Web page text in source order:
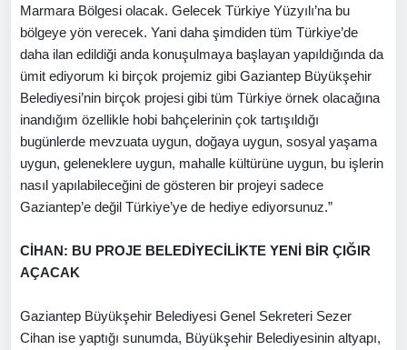
Marmara Bölgesi olacak. Gelecek Türkiye Yüzyılı’na bu
bölgeye yön verecek. Yani daha şimdiden tüm Türkiye’de
daha ilan edildiği anda konuşulmaya başlayan yapıldığında da
ümit ediyorum ki birçok projemiz gibi Gaziantep Büyükşehir
Belediyesi’nin birçok projesi gibi tüm Türkiye örnek olacağına
inandığım özellikle hobi bahçelerinin çok tartışıldığı
bugünlerde mevzuata uygun, doğaya uygun, sosyal yaşama
uygun, geleneklere uygun, mahalle kültürüne uygun, bu işlerin
nasıl yapılabileceğini de gösteren bir projeyi sadece
Gaziantep’e değil Türkiye’ye de hediye ediyorsunuz.”
CİHAN: BU PROJE BELEDİYECİLİKTE YENİ BİR ÇIĞIR
AÇACAK
Gaziantep Büyükşehir Belediyesi Genel Sekreteri Sezer
Cihan ise yaptığı sunumda, Büyükşehir Belediyesinin altyapı,